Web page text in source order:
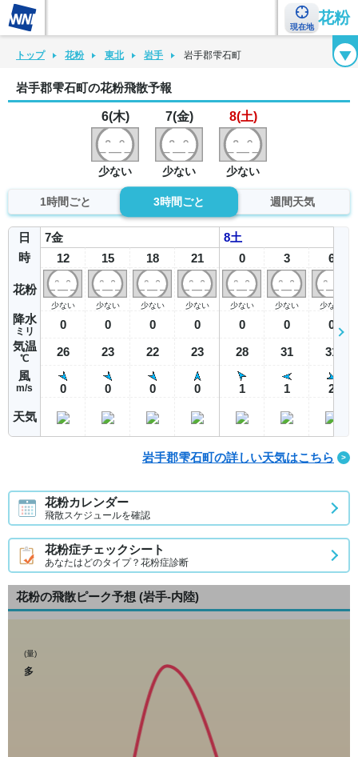
現在地
花粉
花粉カレンダー 花粉図鑑 花粉症チェックシート 花粉症ハンドブック
トップ 花粉 東北 岩手 岩手郡雫石町
岩手郡雫石町の花粉飛散予報
6(木)
少ない
7(金)
少ない
8(土)
少ない
1時間ごと 3時間ごと 週間天気
日
時
花粉
降水
ミリ
気温
℃
風
m/s
天気
7金
12
少ない
0
26
0
15
少ない
0
23
0
18
少ない
0
22
0
21
少ない
0
23
0
8土
0
少ない
0
28
1
3
少ない
0
31
1
6
少ない
0
31
2
岩手郡雫石町の詳しい天気はこちら
花粉カレンダー
飛散スケジュールを確認
花粉症チェックシート
あなたはどのタイプ？花粉症診断
花粉の飛散ピーク予想 (岩手-内陸)
(量)
多